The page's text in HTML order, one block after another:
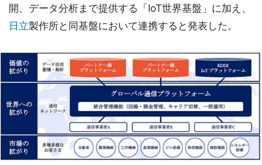
開、データ分析まで提供する「IoT世界基盤」に加え、
日立製作所と同基盤において連携すると発表した。